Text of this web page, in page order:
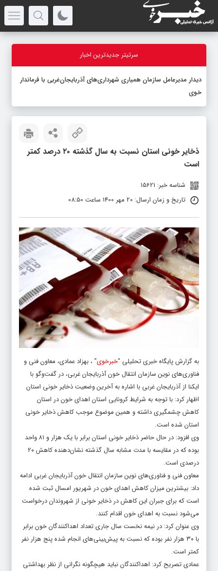
سرتیتر جدیدترین اخبار
دیدار مدیرعامل سازمان همیاری شهرداری‌های آذربایجان‌غربی با فرماندار
خوی
ذخایر خونی استان نسبت به سال گذشته ۲۰ درصد کمتر
است
شناسه خبر: 15621
تاریخ و زمان ارسال: 20 مهر 1400 ساعت 08:50
به گزارش پایگاه خبری تحلیلی “خبرخوی” ، بهزاد عمادی، معاون فنی و
فناوری‌های نوین سازمان انتقال خون آذربایجان غربی، در گفت‌وگو با
ایکنا از آذربایجان غربی با اشاره به آخرین وضعیت ذخایر خونی استان
اظهار کرد: با توجه به شرایط کرونایی استان اهدای خون در استان
کاهش چشمگیری داشته و همین موضوع موجب کاهش ذخایر خونی
استان شده است.
وی افزود: در حال حاضر ذخایر خونی استان برابر با یک هزار و ۸۱ واحد
بوده که در مقایسه با مدت مشابه سال گذشته نشان‌دهنده کاهش ۲۰
درصدی است.
معاون فنی و فناوری‌های نوین سازمان انتقال خون آذربایجان غربی ادامه
داد: بیشترین میزان کاهش اهدای خون در شهریور امسال ثبت شده
است که برای جبران این کاهش در ذخایر خونی از شهروندان درخواست
می‌شود نسبت به اهدای خون اقدام کنند.
وی عنوان کرد: در نیمه نخست سال جاری تعداد اهداکنندگان خون برابر
با ۳۰ هزار نفر بوده که نسبت به پیش‌بینی‌های انجام شده پنج هزار نفر
کمتر است.
عمادی تصریح کرد: اهداکنندگان نباید هیچگونه نگرانی از نظر بهداشتی